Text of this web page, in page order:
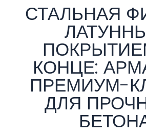
СТАЛЬНАЯ
КОНЦЕ:
ПРЕМИУМ-
ДЛЯ